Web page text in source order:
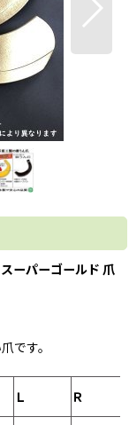
スーパーゴールド 爪
です。
Ｌ Ｒ